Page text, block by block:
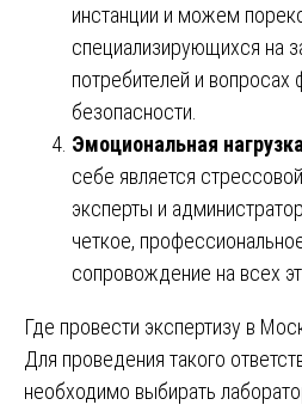
инстанции и можем
специализирующихся на
потребителей и вопросах
безопасности.
Эмоциональная
себе является стрессовой.
эксперты и
четкое,
сопровождение на всех
Где провести экспертизу в
Для проведения такого
необходимо выбирать